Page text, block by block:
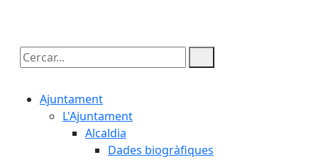
Cercar:
Ajuntament
L'Ajuntament
Alcaldia
Dades biogràfiques